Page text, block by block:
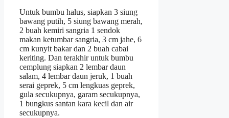
Untuk bumbu halus, siapkan 3 siung
bawang putih, 5 siung bawang merah,
2 buah kemiri sangria 1 sendok
makan ketumbar sangria, 3 cm jahe, 6
cm kunyit bakar dan 2 buah cabai
keriting. Dan terakhir untuk bumbu
cemplung siapkan 2 lembar daun
salam, 4 lembar daun jeruk, 1 buah
serai geprek, 5 cm lengkuas geprek,
gula secukupnya, garam secukupnya,
1 bungkus santan kara kecil dan air
secukupnya.